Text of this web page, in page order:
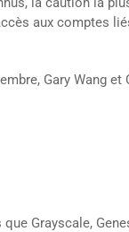
aux comptes
Gary Wang
Grayscale,